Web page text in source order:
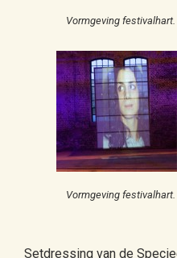
Vormgeving festivalhart.
Vormgeving festivalhart.
Setdressing van de